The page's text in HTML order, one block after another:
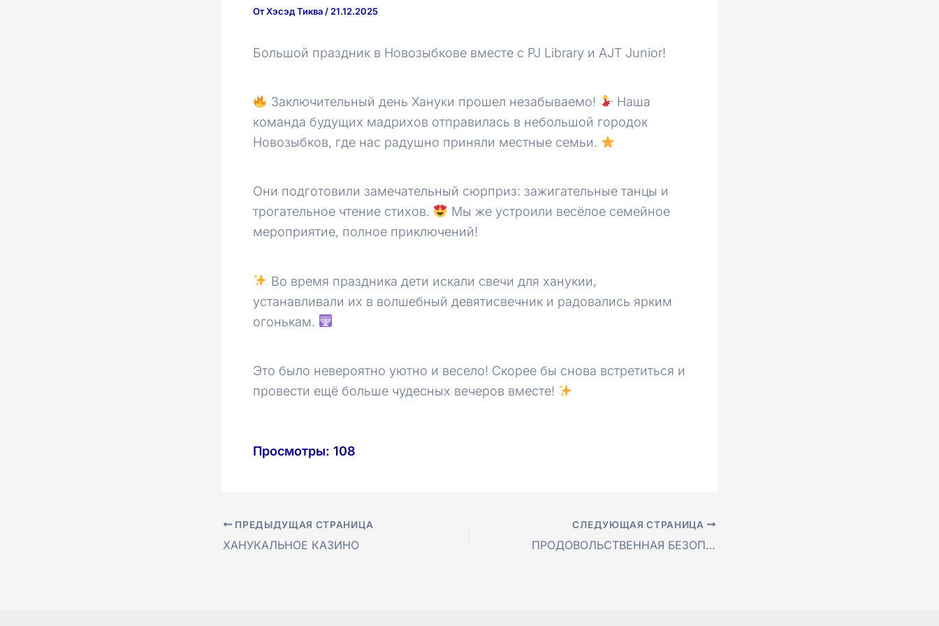
ОтХэсэд Тиква / 21.12.2025
Большой праздник в Новозыбкове вместе с PJ Library и AJT Junior!
Заключительный день Хануки прошел незабываемо!
Наша
команда будущих мадрихов отправилась в небольшой городок
Новозыбков, где нас радушно приняли местные семьи.
Они подготовили замечательный сюрприз: зажигательные танцы и
трогательное чтение стихов.
Мы же устроили весёлое семейное
мероприятие, полное приключений!
Во время праздника дети искали свечи для ханукии,
устанавливали их в волшебный девятисвечник и радовались ярким
огонькам.
Это было невероятно уютно и весело! Скорее бы снова встретиться и
провести ещё больше чудесных вечеров вместе!
Просмотры: 108
Навигация
по
ПРЕДЫДУЩАЯ СТРАНИЦА
ХАНУКАЛЬНОЕ КАЗИНО
СЛЕДУЮЩАЯ СТРАНИЦА
ПРОДОВОЛЬСТВЕННАЯ БЕЗОПАСНОСТЬ